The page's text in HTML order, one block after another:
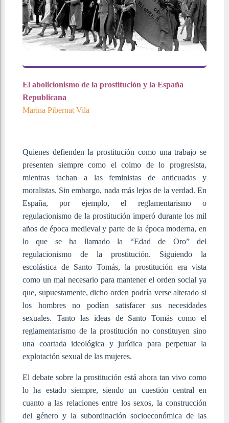
El abolicionismo de la prostitución y la España
Republicana
Marina Pibernat Vila
Quienes defienden la prostitución como una trabajo se
presenten siempre como el colmo de lo progresista,
mientras tachan a las feministas de anticuadas y
moralistas. Sin embargo, nada más lejos de la verdad. En
España, por ejemplo, el reglamentarismo o
regulacionismo de la prostitución imperó durante los mil
años de época medieval y parte de la época moderna, en
lo que se ha llamado la “Edad de Oro” del
regulacionismo de la prostitución. Siguiendo la
escolástica de Santo Tomás, la prostitución era vista
como un mal necesario para mantener el orden social ya
que, supuestamente, dicho orden podría verse alterado si
los hombres no podían satisfacer sus necesidades
sexuales. Tanto las ideas de Santo Tomás como el
reglamentarismo de la prostitución no constituyen sino
una coartada ideológica y jurídica para perpetuar la
explotación sexual de las mujeres.
El debate sobre la prostitución está ahora tan vivo como
lo ha estado siempre, siendo un cuestión central en
cuanto a las relaciones entre los sexos, la construcción
del género y la subordinación socioeconómica de las